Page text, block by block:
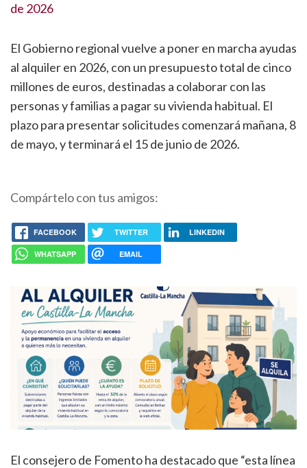
de 2026
El Gobierno regional vuelve a poner en marcha ayudas
al alquiler en 2026, con un presupuesto total de cinco
millones de euros, destinadas a colaborar con las
personas y familias a pagar su vivienda habitual. El
plazo para presentar solicitudes comenzará mañana, 8
de mayo, y terminará el 15 de junio de 2026.
Compártelo con tus amigos:
FACEBOOK TWITTER LINKEDIN
WHATSAPP EMAIL
El consejero de Fomento ha destacado que “esta línea